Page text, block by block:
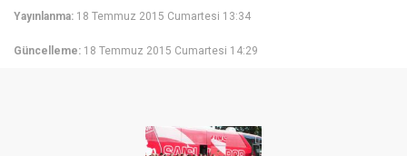
Yayınlanma: 18 Temmuz 2015 Cumartesi 13:34
Güncelleme: 18 Temmuz 2015 Cumartesi 14:29